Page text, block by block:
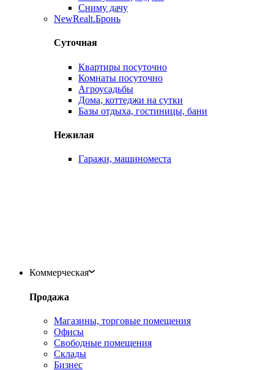
Сниму дачу
NewRealt.Бронь
Суточная
Квартиры посуточно
Комнаты посуточно
Агроусадьбы
Дома, коттеджи на сутки
Базы отдыха, гостиницы, бани
Нежилая
Гаражи, машиноместа
Коммерческая
Продажа
Магазины, торговые помещения
Офисы
Свободные помещения
Склады
Бизнес